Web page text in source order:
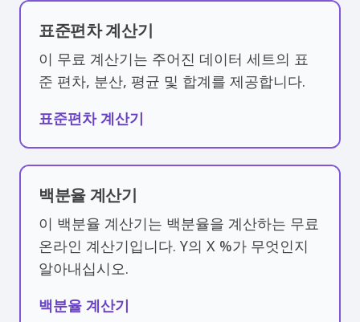
표준편차 계산기
이 무료 계산기는 주어진 데이터 세트의 표
준 편차, 분산, 평균 및 합계를 제공합니다.
표준편차 계산기
백분율 계산기
이 백분율 계산기는 백분율을 계산하는 무료
온라인 계산기입니다. Y의 X %가 무엇인지
알아내십시오.
백분율 계산기